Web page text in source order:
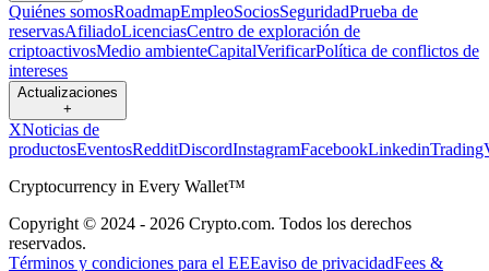
Quiénes somosRoadmapEmpleoSociosSeguridadPrueba de
reservasAfiliadoLicenciasCentro de exploración de
criptoactivosMedio ambienteCapitalVerificarPolítica de conflictos de
intereses
Actualizaciones
+
XNoticias de
productosEventosRedditDiscordInstagramFacebookLinkedin
Cryptocurrency in Every Wallet™
Copyright © 2024 - 2026 Crypto.com. Todos los derechos
reservados.
Términos y condiciones para el EEEaviso de privacidadFees &